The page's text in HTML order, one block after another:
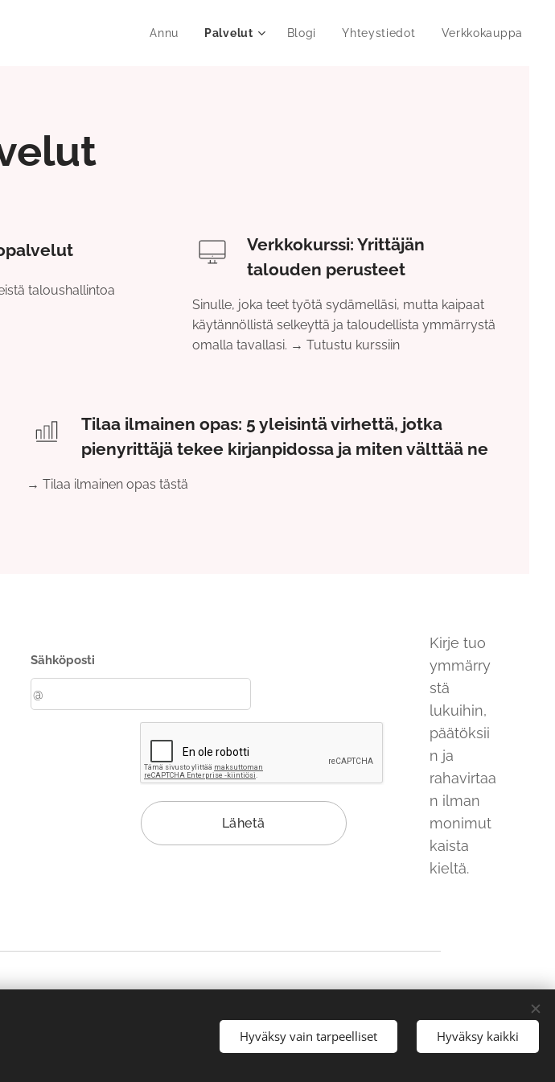
Annu Palvelut Blogi Yhteystiedot Verkkokauppa
taloushallintoa
Verkkokurssi: Yrittäjän
talouden perusteet
Sinulle, joka teet työtä sydämelläsi, mutta kaipaat
käytännöllistä selkeyttä ja taloudellista ymmärrystä
omalla tavallasi. → Tutustu kurssiin
Tilaa ilmainen opas: 5 yleisintä virhettä, jotka
pienyrittäjä tekee kirjanpidossa ja miten välttää ne
→ Tilaa ilmainen opas tästä
Sähköposti
Lähetä
Kirje tuo
ymmärry
stä
lukuihin,
päätöksii
n ja
rahavirtaa
n ilman
monimut
kaista
kieltä.
Hyväksy vain tarpeelliset Hyväksy kaikki